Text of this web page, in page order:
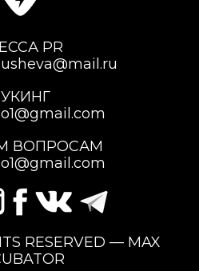
PR
ВОПРОСАМ
RESERVED — MAX